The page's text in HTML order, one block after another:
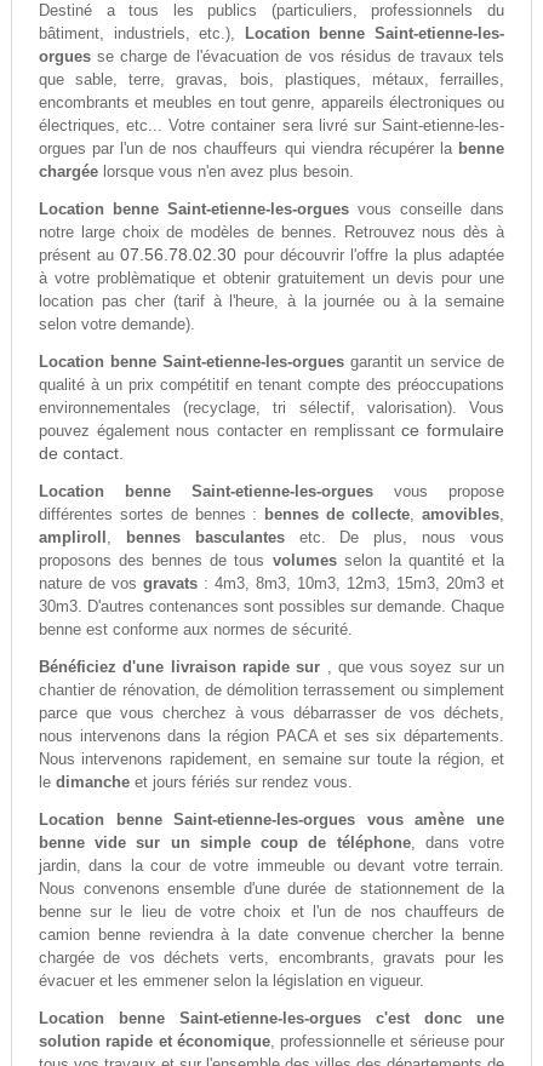
Destiné a tous les publics (particuliers, professionnels du
bâtiment, industriels, etc.),
Location benne Saint-etienne-les-
orguesse charge de l'évacuation de vos résidus de travaux tels
que sable, terre, gravas, bois, plastiques, métaux, ferrailles,
encombrants et meubles en tout genre, appareils électroniques ou
électriques, etc... Votre container sera livré sur Saint-etienne-les-
orgues par l'un de nos chauffeurs qui viendra récupérer la benne
chargéelorsque vous n'en avez plus besoin.
Location benne Saint-etienne-les-orguesvous conseille dans
notre large choix de modèles de bennes. Retrouvez nous dès à
présent au07.56.78.02.30 pour découvrir l'offre la plus adaptée
à votre problèmatique et obtenir gratuitement un devis pour une
location pas cher (tarif à l'heure, à la journée ou à la semaine
selon votre demande).
Location benne Saint-etienne-les-orguesgarantit un service de
qualité à un prix compétitif en tenant compte des préoccupations
environnementales (recyclage, tri sélectif, valorisation). Vous
pouvez également nous contacter en remplissantce formulaire
de contact.
Location benne Saint-etienne-les-orgues vous propose
différentes sortes de bennes : bennes de collecte, amovibles,
ampliroll , bennes basculantesetc. De plus, nous vous
proposons des bennes de tous volumesselon la quantité et la
nature de vos gravats: 4m3, 8m3, 10m3, 12m3, 15m3, 20m3 et
30m3. D'autres contenances sont possibles sur demande. Chaque
benne est conforme aux normes de sécurité.
Bénéficiez d'une livraison rapide sur , que vous soyez sur un
chantier de rénovation, de démolition terrassement ou simplement
parce que vous cherchez à vous débarrasser de vos déchets,
nous intervenons dans la région PACA et ses six départements.
Nous intervenons rapidement, en semaine sur toute la région, et
le dimancheet jours fériés sur rendez vous.
Location benne Saint-etienne-les-orgues vous amène une
benne vide sur un simple coup de téléphone, dans votre
jardin, dans la cour de votre immeuble ou devant votre terrain.
Nous convenons ensemble d'une durée de stationnement de la
benne sur le lieu de votre choix et l'un de nos chauffeurs de
camion benne reviendra à la date convenue chercher la benne
chargée de vos déchets verts, encombrants, gravats pour les
évacuer et les emmener selon la législation en vigueur.
Location benne Saint-etienne-les-orgues c'est donc une
solution rapide et économique, professionnelle et sérieuse pour